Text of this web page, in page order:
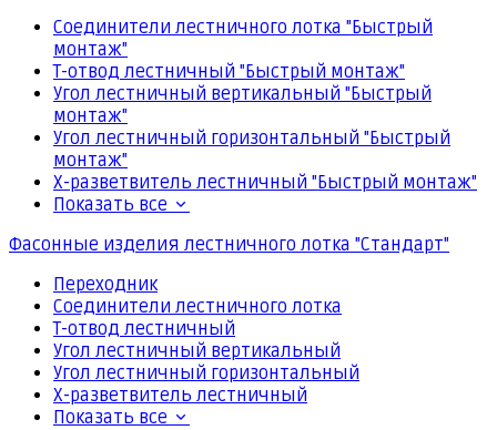
Соединители лестничного лотка "Быстрый
монтаж"
Т-отвод лестничный "Быстрый монтаж"
Угол лестничный вертикальный "Быстрый
монтаж"
Угол лестничный горизонтальный "Быстрый
монтаж"
Х-разветвитель лестничный "Быстрый монтаж"
Показать все
Фасонные изделия лестничного лотка "Стандарт"
Переходник
Соединители лестничного лотка
Т-отвод лестничный
Угол лестничный вертикальный
Угол лестничный горизонтальный
Х-разветвитель лестничный
Показать все